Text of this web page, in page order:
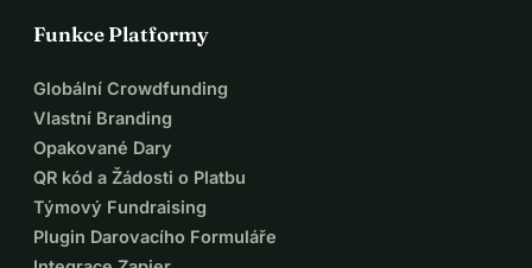
Funkce Platformy
Globální Crowdfunding
Vlastní Branding
Opakované Dary
QR kód a Žádosti o Platbu
Týmový Fundraising
Plugin Darovacího Formuláře